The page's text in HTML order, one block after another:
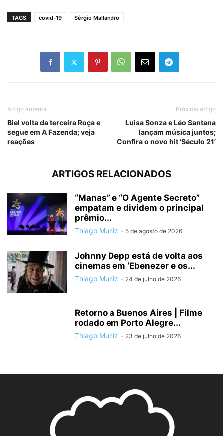
TAGS covid-19 Sérgio Mallandro
Artigo anterior
Biel volta da terceira Roça e
segue em A Fazenda; veja
reações
Próximo artigo
Luisa Sonza e Léo Santana
lançam música juntos;
Confira o novo hit ‘Século 21’
ARTIGOS RELACIONADOS
“Manas” e “O Agente Secreto”
empatam e dividem o principal
prêmio...
Thiago Muniz - 5 de agosto de 2026
Johnny Depp está de volta aos
cinemas em ‘Ebenezer e os...
Thiago Muniz - 24 de julho de 2026
Retorno a Buenos Aires | Filme
rodado em Porto Alegre...
Thiago Muniz - 23 de julho de 2026